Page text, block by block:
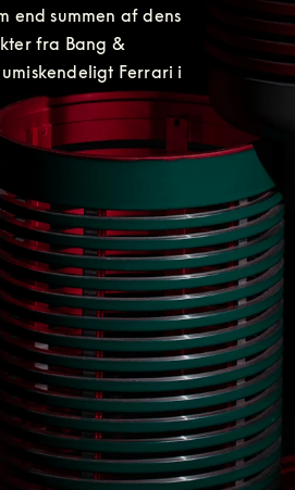
end summen af dens
fra Bang &
Ferrari i